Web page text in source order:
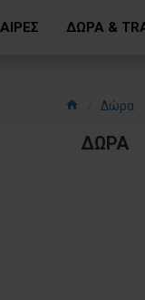
ΔΩΡΑ &
Δώρα
ΔΏΡΑ